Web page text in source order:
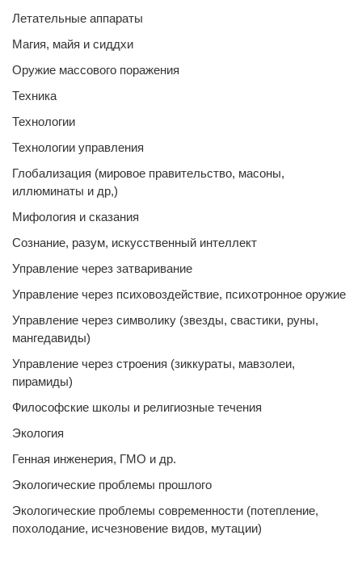
Летательные аппараты
Магия, майя и сиддхи
Оружие массового поражения
Техника
Технологии
Технологии управления
Глобализация (мировое правительство, масоны,
иллюминаты и др,)
Мифология и сказания
Сознание, разум, искусственный интеллект
Управление через затваривание
Управление через психовоздействие, психотронное оружие
Управление через символику (звезды, свастики, руны,
мангедавиды)
Управление через строения (зиккураты, мавзолеи,
пирамиды)
Философские школы и религиозные течения
Экология
Генная инженерия, ГМО и др.
Экологические проблемы прошлого
Экологические проблемы современности (потепление,
похолодание, исчезновение видов, мутации)